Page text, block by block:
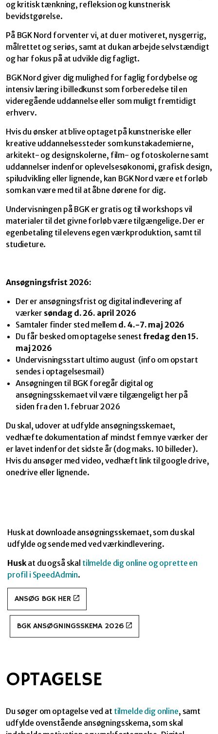
og kritisk tænkning, refleksion og kunstnerisk
bevidstgørelse.
På BGK Nord forventer vi, at du er motiveret, nysgerrig,
målrettet og seriøs, samt at du kan arbejde selvstændigt
og har fokus på at udvikle dig fagligt.
BGK Nord giver dig mulighed for faglig fordybelse og
intensiv læring i billedkunst som forberedelse til en
videregående uddannelse eller som muligt fremtidigt
erhverv.
Hvis du ønsker at blive optaget på kunstneriske eller
kreative uddannelsessteder som kunstakademierne,
arkitekt- og designskolerne, film- og fotoskolerne samt
uddannelser indenfor oplevelsesøkonomi, grafisk design,
spiludvikling eller lignende, kan BGK Nord være et forløb
som kan være med til at åbne dørene for dig.
Undervisningen på BGK er gratis og til workshops vil
materialer til det givne forløb være tilgængelige. Der er
egenbetaling til elevens egen værkproduktion, samt til
studieture.
Ansøgningsfrist 2026:
Der er ansøgningsfrist og digital indlevering af
værker søndag d. 26. april 2026
Samtaler finder sted mellem d. 4.-7. maj 2026
Du får besked om optagelse senest fredag den 15.
maj 2026
Undervisningsstart ultimo august (info om opstart
sendes i optagelsesmail)
Ansøgningen til BGK foregår digital og
ansøgningsskemaet vil være tilgængeligt her på
siden fra den 1. februar 2026
Du skal, udover at udfylde ansøgningsskemaet,
vedhæfte dokumentation af mindst fem nye værker der
er lavet indenfor det sidste år (dog maks. 10 billeder).
Hvis du ansøger med video, vedhæft link til google drive,
onedrive eller lignende.
Husk at downloade ansøgningsskemaet, som du skal
udfylde og sende med ved værkindlevering.
Huskat du også skal tilmelde dig online og oprette en
profil i SpeedAdmin.
ANSØG BGK HER
BGK ANSØGNINGSSKEMA 2026
OPTAGELSE
Du søger om optagelse ved at tilmelde dig online, samt
udfylde ovenstående ansøgningsskema, som skal